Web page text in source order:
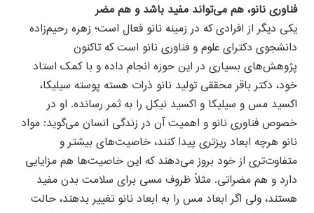
فناوری نانو، هم می‌تواند مفید باشد و هم مضر
یکی دیگر از افرادی که در زمینه نانو فعال است؛ زهره رحیم‌زاده
دانشجوی دکترای علوم و فناوری نانو است که تاکنون
پژوهش‌های بسیاری در این حوزه انجام داده و با کمک استاد
خود، دکتر باقر محققی تولید نانو ذرات هسته پوسته سیلیکا،
اکسید مس و سیلیکا و اکسید نیکل را به ثمر رسانده. او در
خصوص فناوری نانو و اهمیت آن در زندگی انسان می‌گوید: مواد
نانو هرچه ابعاد ریزتری پیدا کنند، خاصیت‌های بیشتر و
متفاوت‌تری از خود بروز می‌دهند که این خاصیت‌ها هم مزایایی
دارد و هم مضراتی. مثلاً ظروف مسی برای سلامت بدن مفید
هستند، ولی اگر ابعاد مس را به ابعاد نانو تغییر بدهند، حالت